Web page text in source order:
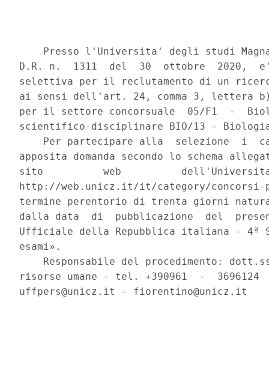
Presso l'Universita' degli studi
D.R. n.  1311  del  30  ottobre  2020,
selettiva per il reclutamento di un
ai sensi dell'art. 24, comma 3, lettera
per il settore concorsuale  05/F1  -
scientifico-disciplinare BIO/13 -
Per partecipare alla  selezione  i
apposita domanda secondo lo schema
sito          web
http://web.unicz.it/it/category/concorsi-
termine perentorio di trenta giorni
dalla data  di  pubblicazione  del
Ufficiale della Repubblica italiana - 4ª
esami».
Responsabile del procedimento:
risorse umane - tel. +390961  -  3696124
uffpers@unicz.it - fiorentino@unicz.it